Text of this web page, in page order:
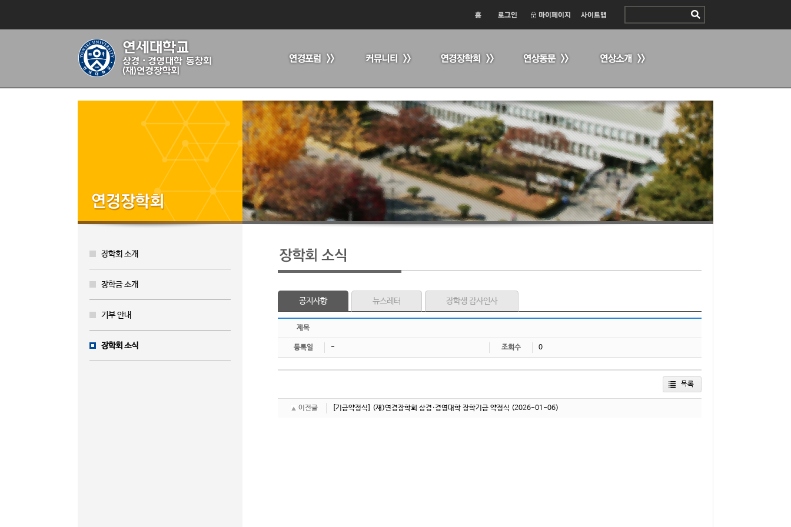
장학회 소개
장학금 소개
기부 안내
장학회 소식
공지사항 뉴스레터 장학생 감사인사
제목
등록일 - 조회수 0
목록
이전글 [기금약정식] (재)연경장학회 상경·경영대학 장학기금 약정식 (2026-01-06)